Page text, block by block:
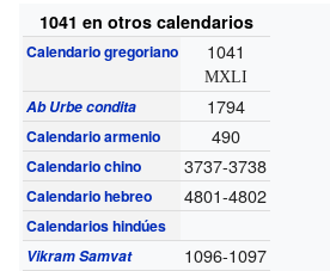
1041 en otros calendarios
Calendario gregoriano 1041
MXLI
Ab Urbe condita 1794
Calendario armenio 490
Calendario chino 3737-3738
Calendario hebreo 4801-4802
Calendarios hindúes
Vikram Samvat
1096-1097